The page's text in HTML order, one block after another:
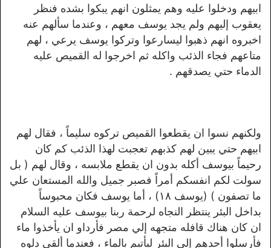
ابيهم ودخلوا عليه وهم يمثلون انهم يبكوا بشده فنظر
يعقوب إليهم ولم يجد يوسف معهم ، وعندما سألهم عنه
اخبروه انهم ذهبوا ليسارعوا وتركوا يوسف يرعي ، لهم
متاعهم فجاء الذئب واكله ثم اخرجوا له القميص عليه
الدماء حتي يصدقهم .
ولكنهم نسوا ان يقطعوا القميص تركوه سليماً ، فقال لهم
ابيهم حتي يبين لهم كذبهم تعجبت لهذا الذئب كم كان
رحيماً بيوسف أكله بدون ان يقطع ملابسه ، وقال لهم ( بل
سولت لكم انفسكم أمراً فصبر جميل والله المستعان علي
ما تصفون ) (يوسف ١٨) ، أما يوسف فكان محبوساً
بداخل البئر ينتظر النجاه لرحمة ربنا بيوسف عليه السلام
ان كان هناك قافله متجهه إلي مصر فأرداو ان يأخذوا ماء
فأرسلوا أحدهم إلي البئر ليأتيم بالماء ، فعندما ألقي دلوه